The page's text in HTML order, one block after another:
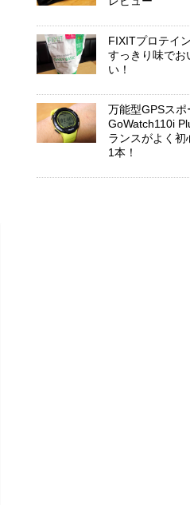
FIXITプロテイ
すっきり味でお
い！
万能型GPSスポ
GoWatch110i
ランスがよく
1本！